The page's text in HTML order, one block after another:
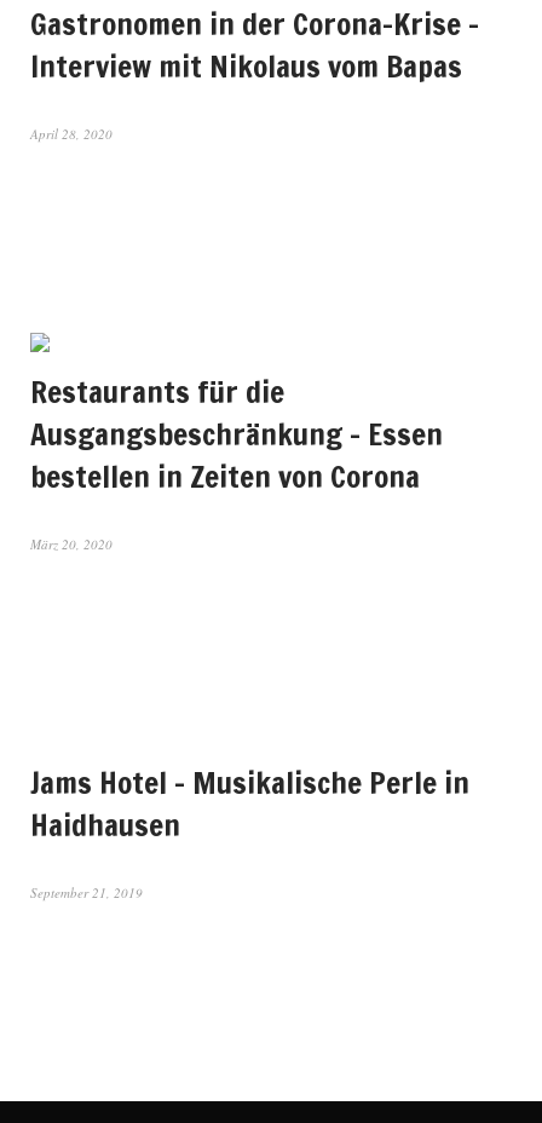
Gastronomen in der Corona-Krise –
Interview mit Nikolaus vom Bapas
April 28, 2020
Restaurants für die
Ausgangsbeschränkung – Essen
bestellen in Zeiten von Corona
März 20, 2020
Jams Hotel – Musikalische Perle in
Haidhausen
September 21, 2019